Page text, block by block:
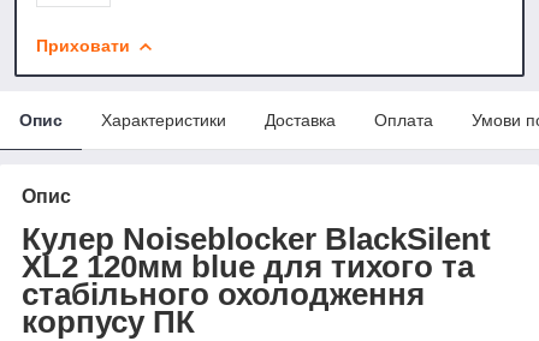
Приховати
Опис Характеристики Доставка Оплата Умови
Опис
Кулер Noiseblocker BlackSilent
XL2 120мм blue для тихого та
стабільного охолодження
корпусу ПК